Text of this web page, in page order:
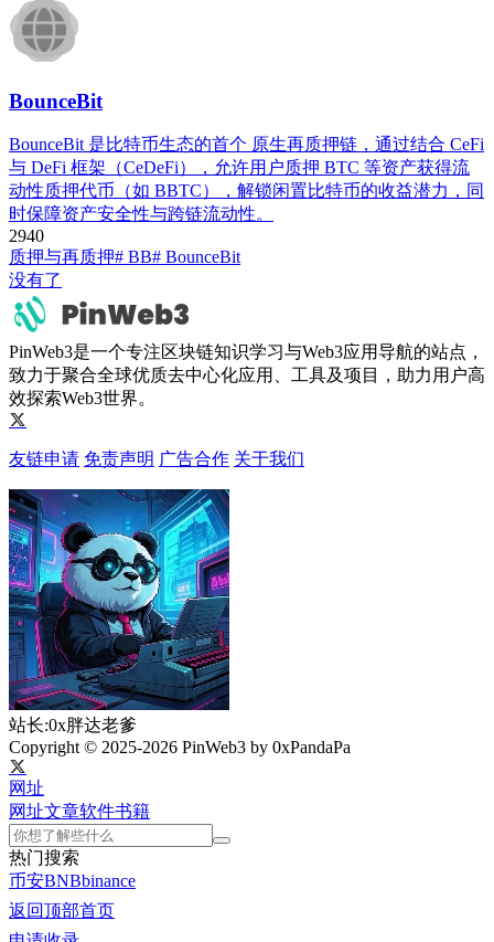
BounceBit
BounceBit 是比特币生态的首个 ​​原生再质押链​​，通过结合 CeFi
与 DeFi 框架（CeDeFi），允许用户质押 BTC 等资产获得流
动性质押代币（如 BBTC），解锁闲置比特币的收益潜力，同
时保障资产安全性与跨链流动性。
2940
质押与再质押# BB# BounceBit
没有了
PinWeb3是一个专注区块链知识学习与Web3应用导航的站点，
致力于聚合全球优质去中心化应用、工具及项目，助力用户高
效探索Web3世界。
友链申请 免责声明 广告合作 关于我们
站长:0x胖达老爹
Copyright © 2025-2026 PinWeb3 by 0xPandaPa
网址
网址文章软件书籍
热门搜索
币安BNBbinance
返回顶部首页